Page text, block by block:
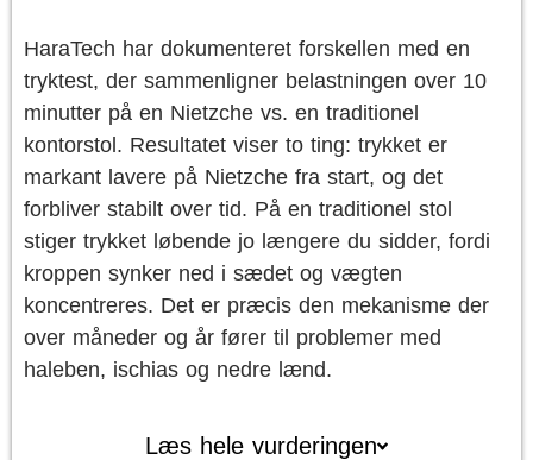
HaraTech har dokumenteret forskellen med en
tryktest, der sammenligner belastningen over 10
minutter på en Nietzche vs. en traditionel
kontorstol. Resultatet viser to ting: trykket er
markant lavere på Nietzche fra start, og det
forbliver stabilt over tid. På en traditionel stol
stiger trykket løbende jo længere du sidder, fordi
kroppen synker ned i sædet og vægten
koncentreres. Det er præcis den mekanisme der
over måneder og år fører til problemer med
haleben, ischias og nedre lænd.
Læs hele vurderingen